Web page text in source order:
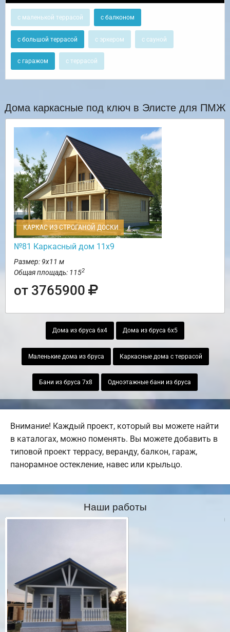
с маленькой террасой с балконом
с большой террасой с эркером с сауной
с гаражом с террасой
Дома каркасные под ключ в Элисте для ПМЖ
КАРКАС ИЗ СТРОГАНОЙ ДОСКИ
№81 Каркасный дом 11х9
Размер: 9х11 м
Общая площадь: 1152
от 3765900
Дома из бруса 6х4 Дома из бруса 6х5
Маленькие дома из бруса Каркасные дома с террасой
Бани из бруса 7х8 Одноэтажные бани из бруса
Внимание! Каждый проект, который вы можете найти
в каталогах, можно поменять. Вы можете добавить в
типовой проект террасу, веранду, балкон, гараж,
панорамное остекление, навес или крыльцо.
Наши работы